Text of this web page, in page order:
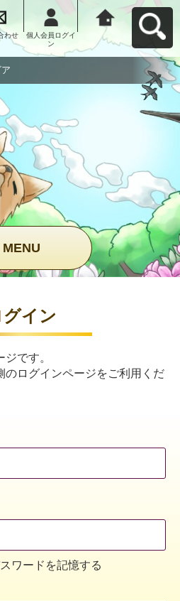
わせ
個人会員ログイ
ン
大府市民活動支
援サイト コラビ
アへ戻る
MENU
グイン
です。
のログインページをご利用くだ
ワードを記憶する